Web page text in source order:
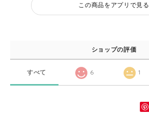
この商品をアプリで見る
ショップの評価
すべて 6 1